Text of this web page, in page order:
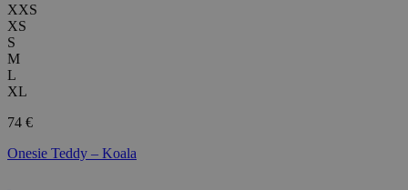
XXS
XS
S
M
L
XL
74 €
Onesie Teddy – Koala